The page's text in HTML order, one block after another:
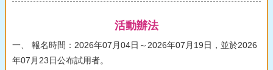
活動辦法
一、 報名時間：2026年07月04日～2026年07月19日，並於2026
年07月23日公布試用者。